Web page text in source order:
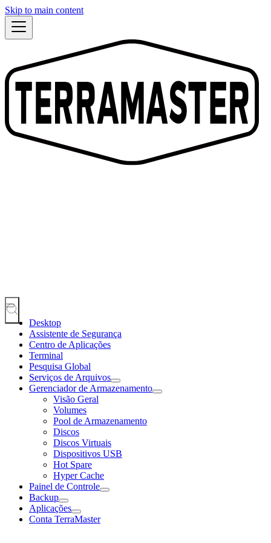
Skip to main content
Desktop
Assistente de Segurança
Centro de Aplicações
Terminal
Pesquisa Global
Serviços de Arquivos
Gerenciador de Armazenamento
Visão Geral
Volumes
Pool de Armazenamento
Discos
Discos Virtuais
Dispositivos USB
Hot Spare
Hyper Cache
Painel de Controle
Backup
Aplicações
Conta TerraMaster